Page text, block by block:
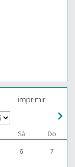
imprimir
Sá
Do
6 7